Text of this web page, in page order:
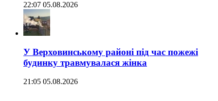
22:07 05.08.2026
У Верховинському районі під час пожежі
будинку травмувалася жінка
21:05 05.08.2026